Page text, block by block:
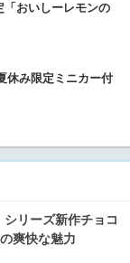
「おいしーレモンの
休み限定ミニカー付
リーズ新作チョコ
爽快な魅力